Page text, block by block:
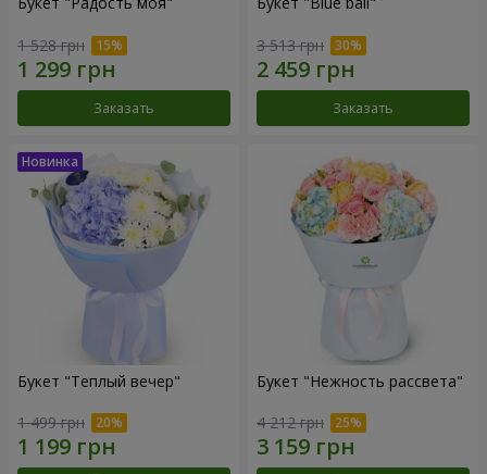
1 528 грн
Заказать
3 513 грн
Заказать
Букет "Теплый вечер"
1 499 грн
Букет "Нежность рассвета"
4 212 грн